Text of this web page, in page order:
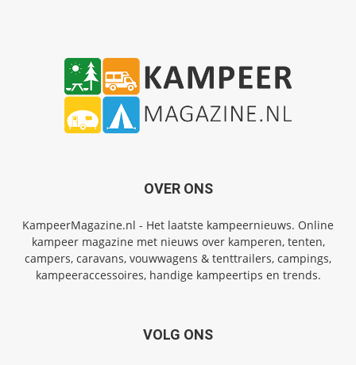
OVER ONS
KampeerMagazine.nl - Het laatste kampeernieuws. Online
kampeer magazine met nieuws over kamperen, tenten,
campers, caravans, vouwwagens & tenttrailers, campings,
kampeeraccessoires, handige kampeertips en trends.
VOLG ONS